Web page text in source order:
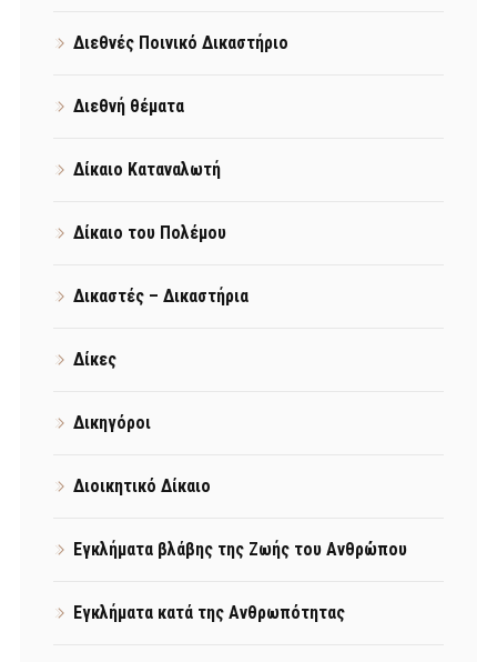
Διεθνές Ποινικό Δικαστήριο
Διεθνή θέματα
Δίκαιο Καταναλωτή
Δίκαιο του Πολέμου
Δικαστές – Δικαστήρια
Δίκες
Δικηγόροι
Διοικητικό Δίκαιο
Εγκλήματα βλάβης της Ζωής του Ανθρώπου
Εγκλήματα κατά της Ανθρωπότητας